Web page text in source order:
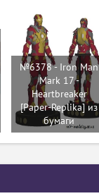
№6378 - Iron Man
Mark 17 -
Heartbreaker
[Paper-Replika] из
бумаги